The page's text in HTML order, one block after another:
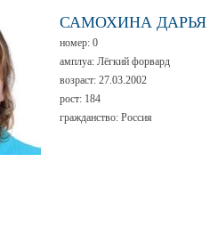
САМОХИНА ДАРЬЯ
номер:0
амплуа:Лёгкий форвард
возраст:27.03.2002
рост: 184
гражданство:Россия